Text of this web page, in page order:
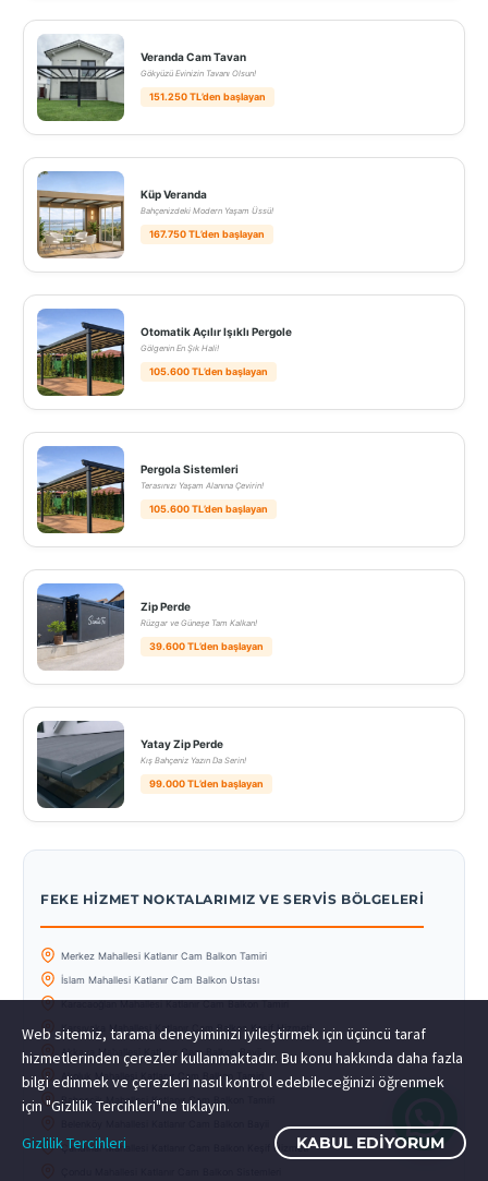
Veranda Cam Tavan
Gökyüzü Evinizin Tavanı Olsun!
151.250 TL’den başlayan
Küp Veranda
Bahçenizdeki Modern Yaşam Üssü!
167.750 TL’den başlayan
Otomatik Açılır Işıklı Pergole
Gölgenin En Şık Hali!
105.600 TL’den başlayan
Pergola Sistemleri
Terasınızı Yaşam Alanına Çevirin!
105.600 TL’den başlayan
Zip Perde
Rüzgar ve Güneşe Tam Kalkan!
39.600 TL’den başlayan
Yatay Zip Perde
Kış Bahçeniz Yazın Da Serin!
99.000 TL’den başlayan
FEKE HIZMET NOKTALARIMIZ VE SERVIS BÖLGELERI
Merkez Mahallesi Katlanır Cam Balkon Tamiri
İslam Mahallesi Katlanır Cam Balkon Ustası
Karacaoğlan Mahallesi Katlanır Cam Balkon Tamiri
Karşıyaka Mahallesi Katlanır Cam Balkon Keşif Hizmeti
Akkaya Mahallesi Katlanır Cam Balkon Bayii
Akoluk Mahallesi Katlanır Cam Balkon Tamiri
Bahçecik Mahallesi Katlanır Cam Balkon Tamiri
Çandırlar Mahallesi Katlanır Cam Balkon Keşif Hizmeti
Web sitemiz, tarama deneyiminizi iyileştirmek için üçüncü taraf
hizmetlerinden çerezler kullanmaktadır. Bu konu hakkında daha fazla
bilgi edinmek ve çerezleri nasıl kontrol edebileceğinizi öğrenmek
için "Gizlilik Tercihleri"ne tıklayın.
Gizlilik Tercihleri
KABUL EDIYORUM